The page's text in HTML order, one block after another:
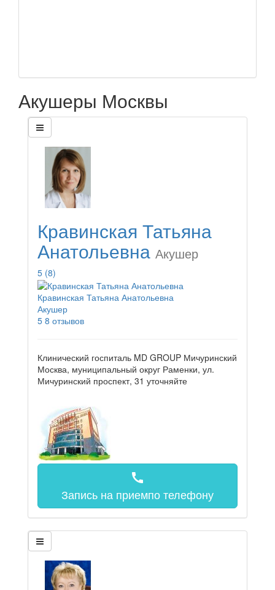
Акушеры Москвы
Кравинская Татьяна
Анатольевна Акушер
5 (8)
Кравинская Татьяна Анатольевна
Акушер
5 8 отзывов
Клинический госпиталь MD GROUP Мичуринский
Москва, муниципальный округ Раменки, ул.
Мичуринский проспект, 31 уточняйте
call
Запись на приемпо телефону